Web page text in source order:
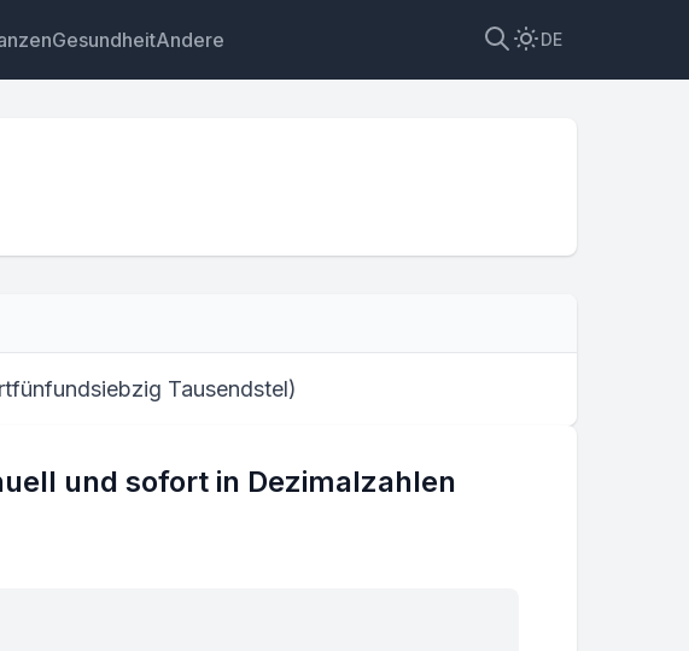
GesundheitAndere DE
Tausendstel)
und sofort in Dezimalzahlen